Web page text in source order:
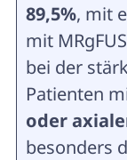
89,5%, mit
mit
bei der
Patienten
oder
besonders